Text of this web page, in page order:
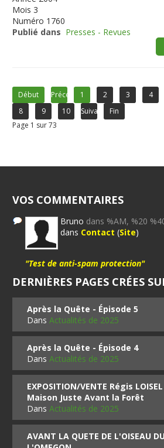
Mois 3
Numéro 1760
Publié dans Presses - Revues
Début Précédent1 2 3 4
8
9 10 Suivant
Fin
Page 1 sur 73
VOS COMMENTAIRES
Bruno dans %AM, %20
dans Contact (Site)
"Test de anti-spam protection"
DERNIÈRES PAGES CRÉES
Après la Quête - Épisode 5
DansActualités de 2025
Après la Quête - Épisode 4
DansActualités de 2025
EXPOSITION/VENTE Régis
Maison Juste Avant la Forêt
DansActualités de 2025
AVANT LA QUETE DE L'OISEAU